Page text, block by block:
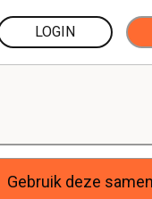
LOGIN
Gebruik deze